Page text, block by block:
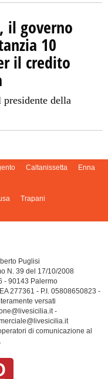
il governo
10
il credito
della
Caltanissetta Enna
Trapani
Puglisi
N. 39 del 17/10/2008
- 90143 Palermo
277361 - P.I. 05808650823 -
versati
-
di comunicazione al